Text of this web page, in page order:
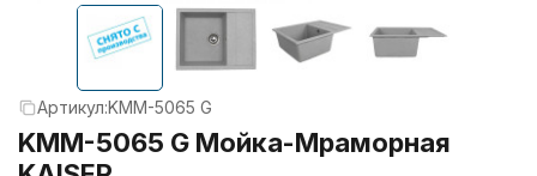
Артикул:KMM-5065 G
KMM-5065 G Мойка-Мраморная